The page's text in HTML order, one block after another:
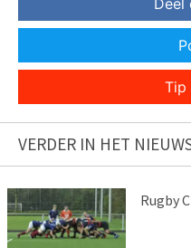
Deel
Tip
VERDER IN HET
Rugby